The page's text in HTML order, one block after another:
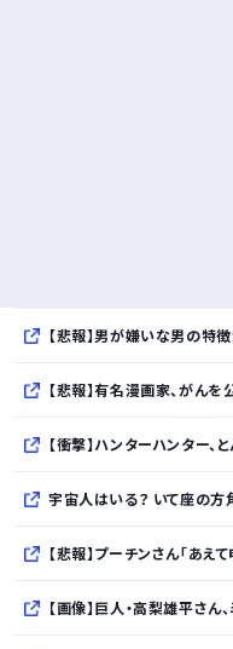
【悲報】男が嫌いな男の特徴
【悲報】有名漫画家、がんを公表「大腸
【衝撃】ハンターハンター、とんでもねえ
宇宙人はいる？ いて座の方角から７２
【悲報】プーチンさん「あえて
【画像】巨人・高梨雄平さん、ミニスカ美女